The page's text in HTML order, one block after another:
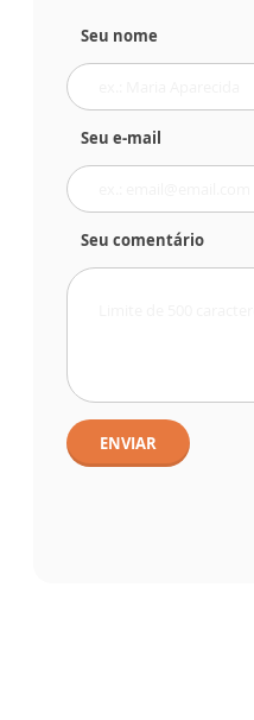
Seu nome
Seu e-mail
Seu comentário
ENVIAR